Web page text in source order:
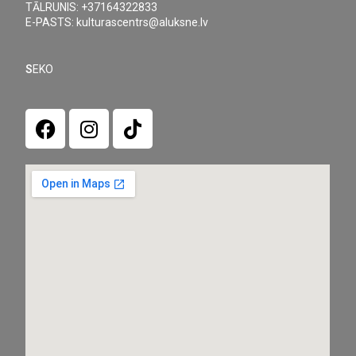
TĀLRUNIS: +37164322833
E-PASTS: kulturascentrs@aluksne.lv
SEKO